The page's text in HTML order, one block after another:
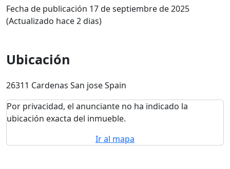
Fecha de publicación 17 de septiembre de 2025
(Actualizado hace 2 dias)
Ubicación
26311 Cardenas San jose Spain
Por privacidad, el anunciante no ha indicado la
ubicación exacta del inmueble.
Ir al mapa